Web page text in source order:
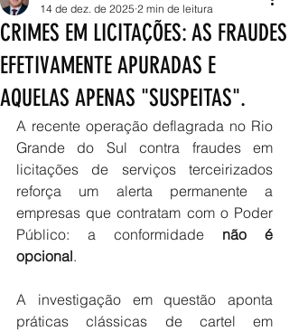
CRIMES EM LICITAÇÕES: AS FRAUDES
EFETIVAMENTE APURADAS E
AQUELAS APENAS "SUSPEITAS".
14 de dez. de 2025 2 min de leitura
A recente operação deflagrada no Rio
Grande do Sul contra fraudes em
licitações de serviços terceirizados
reforça um alerta permanente a
empresas que contratam com o Poder
Público: a conformidade não é
opcional.
A investigação em questão aponta
práticas clássicas de cartel em